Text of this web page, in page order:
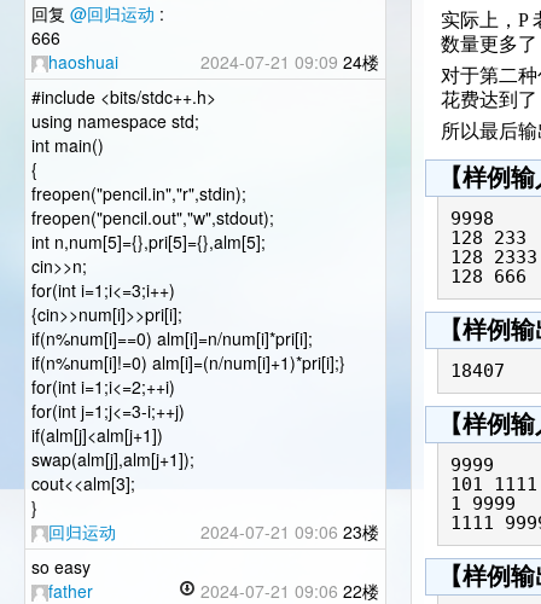
回复 @回归运动 :
666
haoshuai
2024-07-21 09:09 24楼
#include <bits/stdc++.h>
using namespace std;
int main()
{
freopen("pencil.in","r",stdin);
freopen("pencil.out","w",stdout);
int n,num[5]={},pri[5]={},alm[5];
cin>>n;
for(int i=1;i<=3;i++)
{cin>>num[i]>>pri[i];
if(n%num[i]==0) alm[i]=n/num[i]*pri[i];
if(n%num[i]!=0) alm[i]=(n/num[i]+1)*pri[i];}
for(int i=1;i<=2;++i)
for(int j=1;j<=3-i;++j)
if(alm[j]<alm[j+1])
swap(alm[j],alm[j+1]);
cout<<alm[3];
}
回归运动
2024-07-21 09:06 23楼
so easy
father
2024-07-21 09:06 22楼
实际上，P
数量更多
对于第二
花费达到了
所以最后
【样例
9998
128 233
128 2333
128 666
【样例
18407
【样例
9999
101 1111
1 9999
1111
【样例